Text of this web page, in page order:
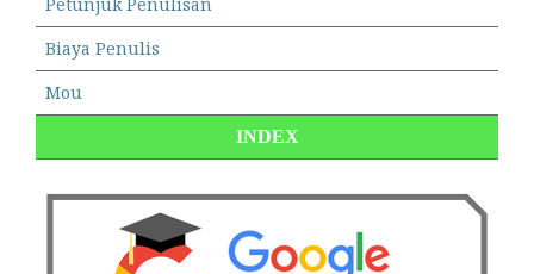
Petunjuk Penulisan
Biaya Penulis
Mou
INDEX